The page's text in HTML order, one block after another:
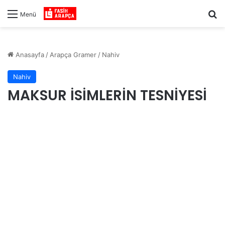
Menü
Anasayfa / Arapça Gramer / Nahiv
Nahiv
MAKSUR İSİMLERİN TESNİYESİ